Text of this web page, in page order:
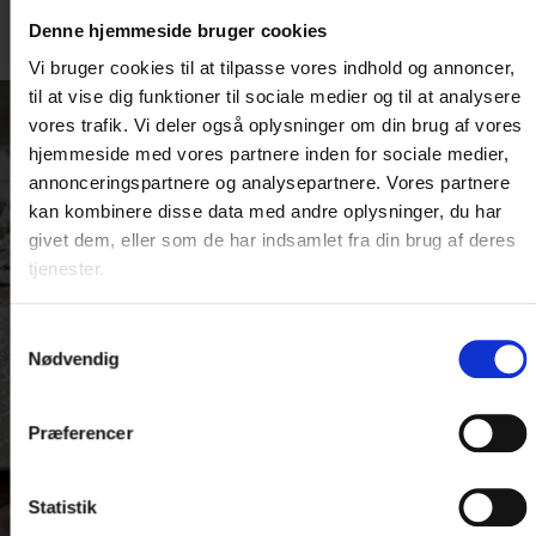
Denne hjemmeside bruger cookies
Vi bruger cookies til at tilpasse vores indhold og annoncer,
til at vise dig funktioner til sociale medier og til at analysere
vores trafik. Vi deler også oplysninger om din brug af vores
hjemmeside med vores partnere inden for sociale medier,
annonceringspartnere og analysepartnere. Vores partnere
kan kombinere disse data med andre oplysninger, du har
givet dem, eller som de har indsamlet fra din brug af deres
tjenester.
Nødvendig
Præferencer
Statistik
LEDER DU
EFTER